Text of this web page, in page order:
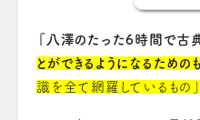
『 八澤のたった6時間で古
とができるようになるための
識を全て網羅しているもの